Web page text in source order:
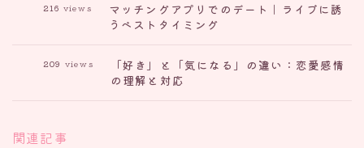
マッチングアプリでのデート｜ライブに誘
うベストタイミング
216 views
「好き」と「気になる」の違い：恋愛感情
の理解と対応
209 views
関連記事